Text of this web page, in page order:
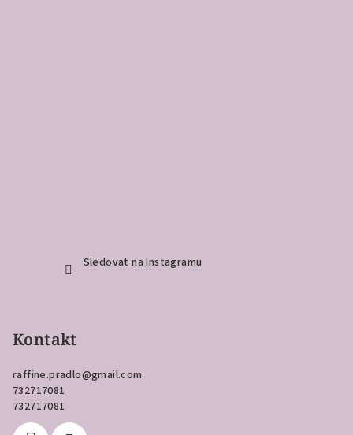
Sledovat na Instagramu
Kontakt
raffine.pradlo@gmail.com
732717081
732717081